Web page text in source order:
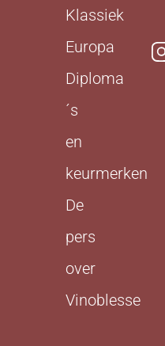
Klassiek
Europa
Diploma
´s
en
keurmerken
De
pers
over
Vinoblesse